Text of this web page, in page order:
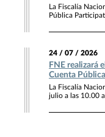
La Fiscalía
Pública
24 / 07 / 2026
FNE realizará
Cuenta
La Fiscalía
julio a las 10.00